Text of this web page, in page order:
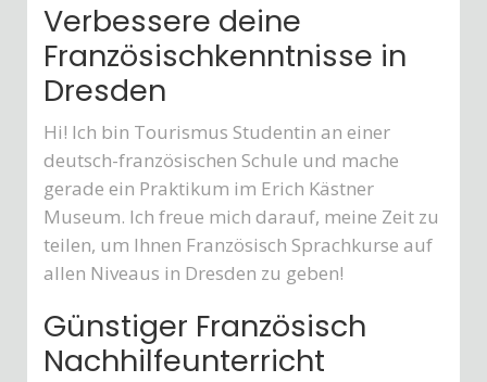
Verbessere deine
Französischkenntnisse in
Dresden
Hi! Ich bin Tourismus Studentin an einer
deutsch-französischen Schule und mache
gerade ein Praktikum im Erich Kästner
Museum. Ich freue mich darauf, meine Zeit zu
teilen, um Ihnen Französisch Sprachkurse auf
allen Niveaus in Dresden zu geben!
Günstiger Französisch
Nachhilfeunterricht